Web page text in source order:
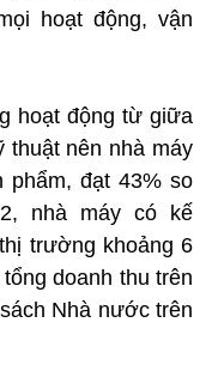
hoạt động, vận
hoạt động từ giữa
thuật nên nhà máy
phẩm, đạt 43% so
nhà máy có kế
trường khoảng 6
doanh thu trên
Nhà nước trên